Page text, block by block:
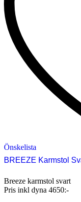
Önskelista
BREEZE Karmstol
Breeze karmstol svart
Pris inkl dyna 4650:-